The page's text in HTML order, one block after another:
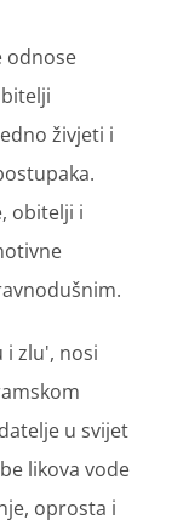
odnose
živjeti i
obitelji i
i zlu', nosi
u svijet
likova vode
oprosta i